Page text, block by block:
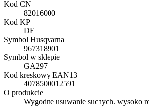
Kod CN
82016000
Kod KP
DE
Symbol Husqvarna
967318901
Symbol w sklepie
GA297
Kod kreskowy EAN13
4078500012591
O produkcie
Wygodne usuwanie suchych. wysoko